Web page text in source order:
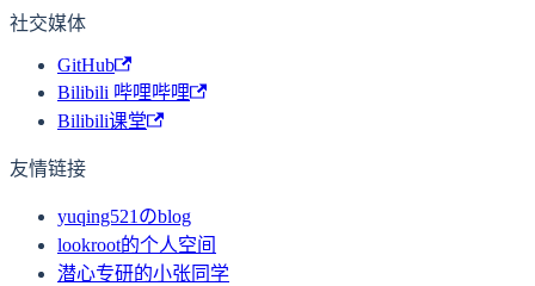
社交媒体
GitHub
Bilibili 哔哩哔哩
Bilibili课堂
友情链接
yuqing521のblog
lookroot的个人空间
潜心专研的小张同学